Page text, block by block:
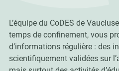
L’équipe du CoDES de
temps de confinement, vous
d’informations régulière : des
scientifiquement validées sur